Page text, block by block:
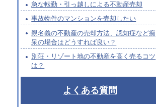
急な転勤・引っ越しによる不動産売却
事故物件のマンションを売却したい
親名義の不動産の売却方法、認知症など痴
呆の場合はどうすれば良い？
別荘・リゾート地の不動産を高く売るコツ
は？
よくある質問